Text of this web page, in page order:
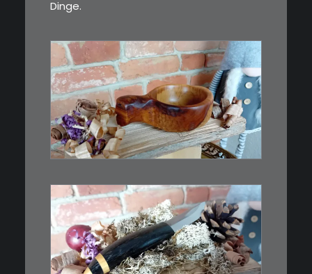
Dinge.
€15,00
Ein Holzbecher im Wikinger-Stil.
Inspiriert…
€39,00
Kleines Schmuckmesser, ideal
als…